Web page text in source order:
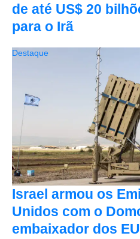
de até US$ 20
para o Irã
Israel armou os
Unidos com o
embaixador dos
Destaque